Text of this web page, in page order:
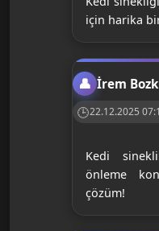
için harika
İrem
22.12.2025
Kedi
önleme
çözüm!